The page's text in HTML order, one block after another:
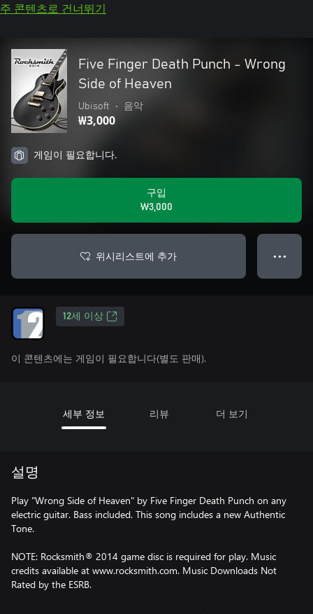
주 콘텐츠로 건너뛰기
Five Finger Death Punch - Wrong
Side of Heaven
Ubisoft • 음악
₩3,000
게임이 필요합니다.
구입
₩3,000
위시리스트에 추가 ● ● ●
12세 이상
이 콘텐츠에는 게임이 필요합니다(별도 판매).
세부 정보 리뷰 더 보기
설명
Play "Wrong Side of Heaven" by Five Finger Death Punch on any
electric guitar. Bass included. This song includes a new Authentic
Tone.
NOTE: Rocksmith® 2014 game disc is required for play. Music
credits available at www.rocksmith.com. Music Downloads Not
Rated by the ESRB.